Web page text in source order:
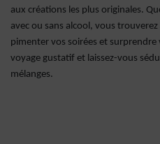
aux créations les plus originales.
avec ou sans alcool, vous
pimenter vos soirées et
voyage gustatif et laissez-vous
mélanges.